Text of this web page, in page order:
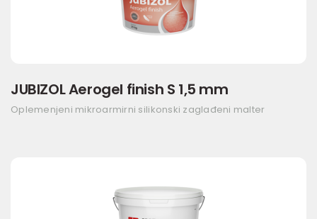
JUBIZOL Aerogel finish S 1,5 mm
Oplemenjeni mikroarmirni silikonski zaglađeni malter